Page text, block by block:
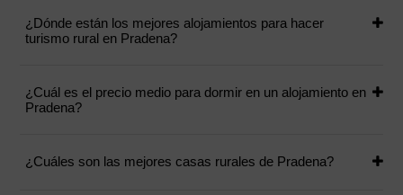
¿Dónde están los mejores alojamientos para hacer
turismo rural en Pradena?
¿Cuál es el precio medio para dormir en un alojamiento en
Pradena?
¿Cuáles son las mejores casas rurales de Pradena?